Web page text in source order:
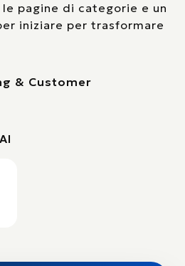
pagine di categorie e un
iniziare per trasformare
& Customer